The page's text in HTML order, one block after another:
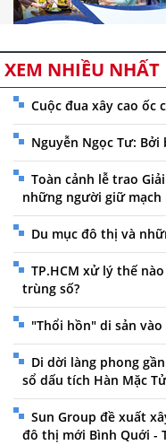
XEM NHIỀU NHẤT
Cuộc đua xây cao ốc
Nguyễn Ngọc Tư: Bởi
Toàn cảnh lễ trao
những người giữ
Du mục đô thị và
TP.HCM xử lý thế
trùng số?
"Thổi hồn" di sản
Di dời làng phong
sổ dấu tích Hàn Mặc
Sun Group đề xuất
đô thị mới Bình Quới -